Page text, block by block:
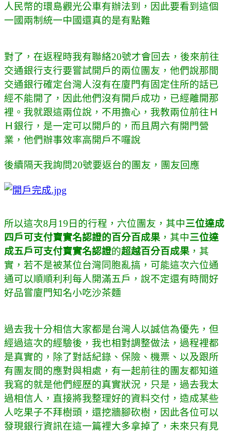
人民幣的環島觀光公車有辦法到，因此要看到這個
一國兩制統一中國還真的是有點難
對了，在返程時我有聯絡20號才會回去，後來前往
交通銀行支行要嘗試開戶的兩位團友，他們說那間
交通銀行確定台灣人沒有在廈門有固定住所的話已
經不能開了，因此他們沒有開戶成功，已經離開那
裡。我就跟這兩位說，不用擔心，我教兩位前往Ｈ
Ｈ銀行，是一定可以開戶的，而且周六有開門營
業，他們辦事效率高開戶不囉說
後續隔天我詢問20號要返台的團友，團友回應
所以這次8月19日的行程，六位團友，其中三位達成
四戶可支付寶實名認證的百分百成果 ，其中三位達
成五戶可支付寶實名認證的超越百分百成果 ，其
實，若不是被某位台灣同胞亂搞，可能這次六位通
通可以順順利利每人開滿五戶，說不定還有時間好
好品嘗廈門知名小吃沙茶麵
過去我十分相信大家都是台灣人以誠信為優先，但
經過這次的經驗後，我也相對調整做法，過程裡都
是真實的，除了對話紀錄、保險 、 機票 、以及跟所
有團友間的應對與相處，有一起前往的團友都知道
我寫的就是他們經歷的真實狀況，只是，過去我太
過相信人，直接將我整理好的資料交付，造成某些
人吃果子不拜樹頭，還挖牆腳砍樹，因此各位可以
發現銀行資訊在這一篇裡大多拿掉了，未來只有見